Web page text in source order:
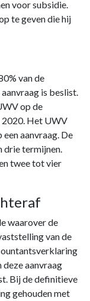
voor subsidie.
te geven die hij
van de
is beslist.
op de
2020. Het UWV
aanvraag. De
drie termijnen.
twee tot vier
waarover de
van de
deze aanvraag
Bij de definitieve
gehouden met